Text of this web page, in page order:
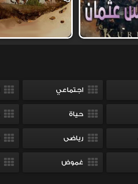
اجتماعي
حياة
رياضى
غموض